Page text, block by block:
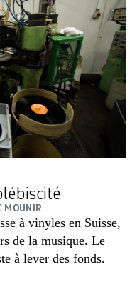
MOUNIR
à vinyles en Suisse,
de la musique. Le
à lever des fonds.